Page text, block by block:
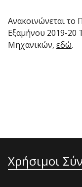
Ανακοινώνεται το
Εξαμήνου 2019-
Μηχανικών, εδώ.
Χρήσιμοι